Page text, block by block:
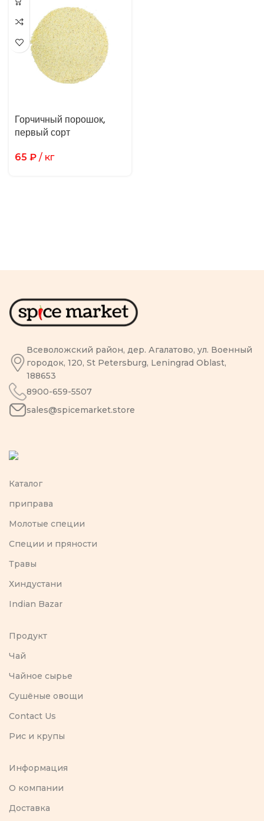
Горчичный порошок,
первый сорт
65 ₽ / кг
Всеволожский район, дер. Агалатово, ул. Военный
городок, 120, St Petersburg, Leningrad Oblast,
188653
8900-659-5507
sales@spicemarket.store
Каталог
приправа
Молотые специи
Специи и пряности
Травы
Хиндустани
Indian Bazar
Продукт
Чай
Чайное сырье
Сушёные овощи
Contact Us
Рис и крупы
Информация
O компании
Доставка